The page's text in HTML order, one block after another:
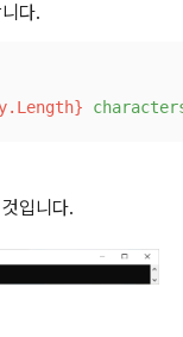
다.
입니다.